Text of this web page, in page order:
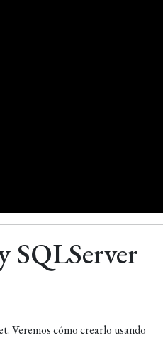
SQLServer
Veremos cómo crearlo usando